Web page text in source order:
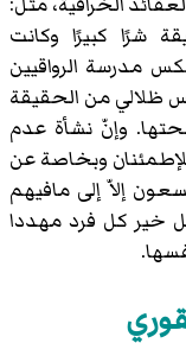
شرًا كبيرًا وكانت
مدرسة الرواقيين
ظلالي من الحقيقة
وإنّ نشأة عدم
للإطمئنان وبخاصة عن
إلاّ إلى مافيهم
خير كل فرد مهددا